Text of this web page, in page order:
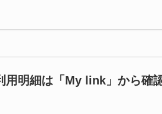
用明細は「My link」から確